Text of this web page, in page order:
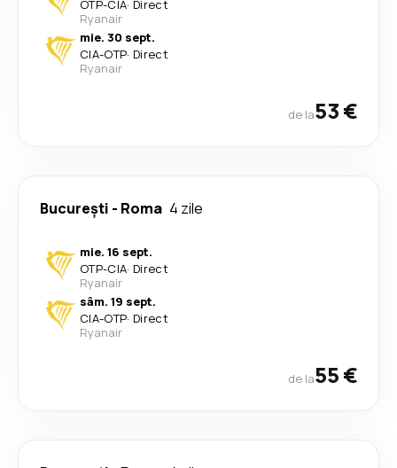
OTP-CIA· Direct
Ryanair
mie. 30 sept.
CIA-OTP· Direct
Ryanair
de la53 €
București - Roma 4 zile
mie. 16 sept.
OTP-CIA· Direct
Ryanair
sâm. 19 sept.
CIA-OTP· Direct
Ryanair
de la55 €